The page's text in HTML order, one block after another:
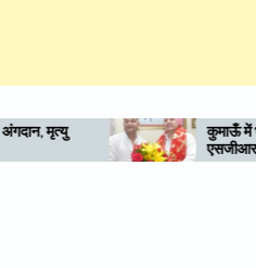
कुमाऊँ में भी शिक्षा-स्वास्थ्य की नई अलख जगाए
एसजीआरआर ग्रुप: राम सिंह कैड़ा